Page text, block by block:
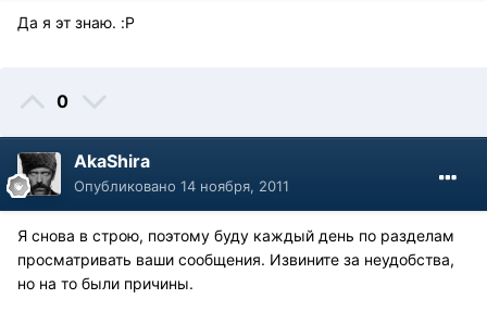
Да я эт знаю. :P
0
AkaShira
Опубликовано 14 ноября, 2011
Я снова в строю, поэтому буду каждый день по разделам
просматривать ваши сообщения. Извините за неудобства,
но на то были причины.